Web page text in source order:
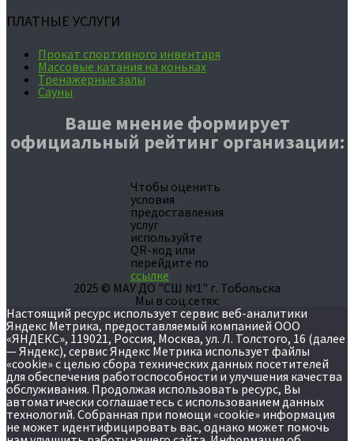
ПЛАТНЫЕ УСЛУГИ
Прокат спортивного инвентаря
Массовые катания на коньках
Тренажерные залы
Сауны
Ваше мнение формирует
официальный рейтинг организации:
Чтобы оценить
условия
предоставления
услуг
используйте
QR-код или
перейдите по
ссылке
2025 © МАУ ДО "СШ №1" г. Тобольска
Мы в соц.сетях:
Настоящий ресурс использует сервис веб-аналитики
Яндекс Метрика, предоставляемый компанией ООО
«ЯНДЕКС», 119021, Россия, Москва, ул. Л. Толстого, 16 (далее
— Яндекс), сервис Яндекс Метрика использует файлы
«cookie» с целью сбора технических данных посетителей
для обеспечения работоспособности и улучшения качества
обслуживания. Продолжая использовать ресурс, Вы
автоматически соглашаетесь с использованием данных
технологий. Собранная при помощи «cookie» информация
не может идентифицировать вас, однако может помочь